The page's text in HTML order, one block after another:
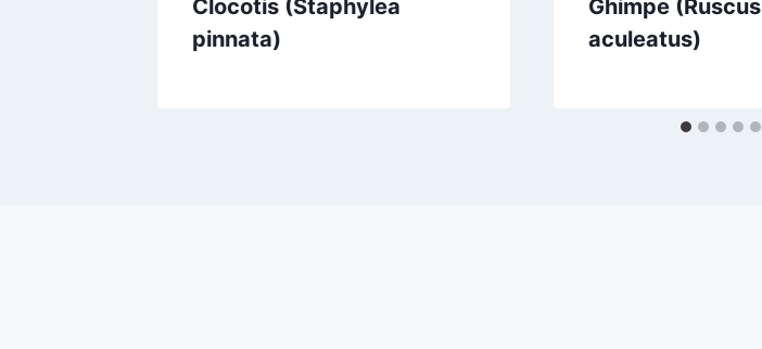
Clocotis (Staphylea
pinnata)
Ghimpe (Ruscus
aculeatus)